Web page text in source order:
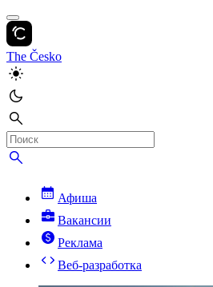
The Česko
Афиша
Вакансии
Реклама
Веб-разработка